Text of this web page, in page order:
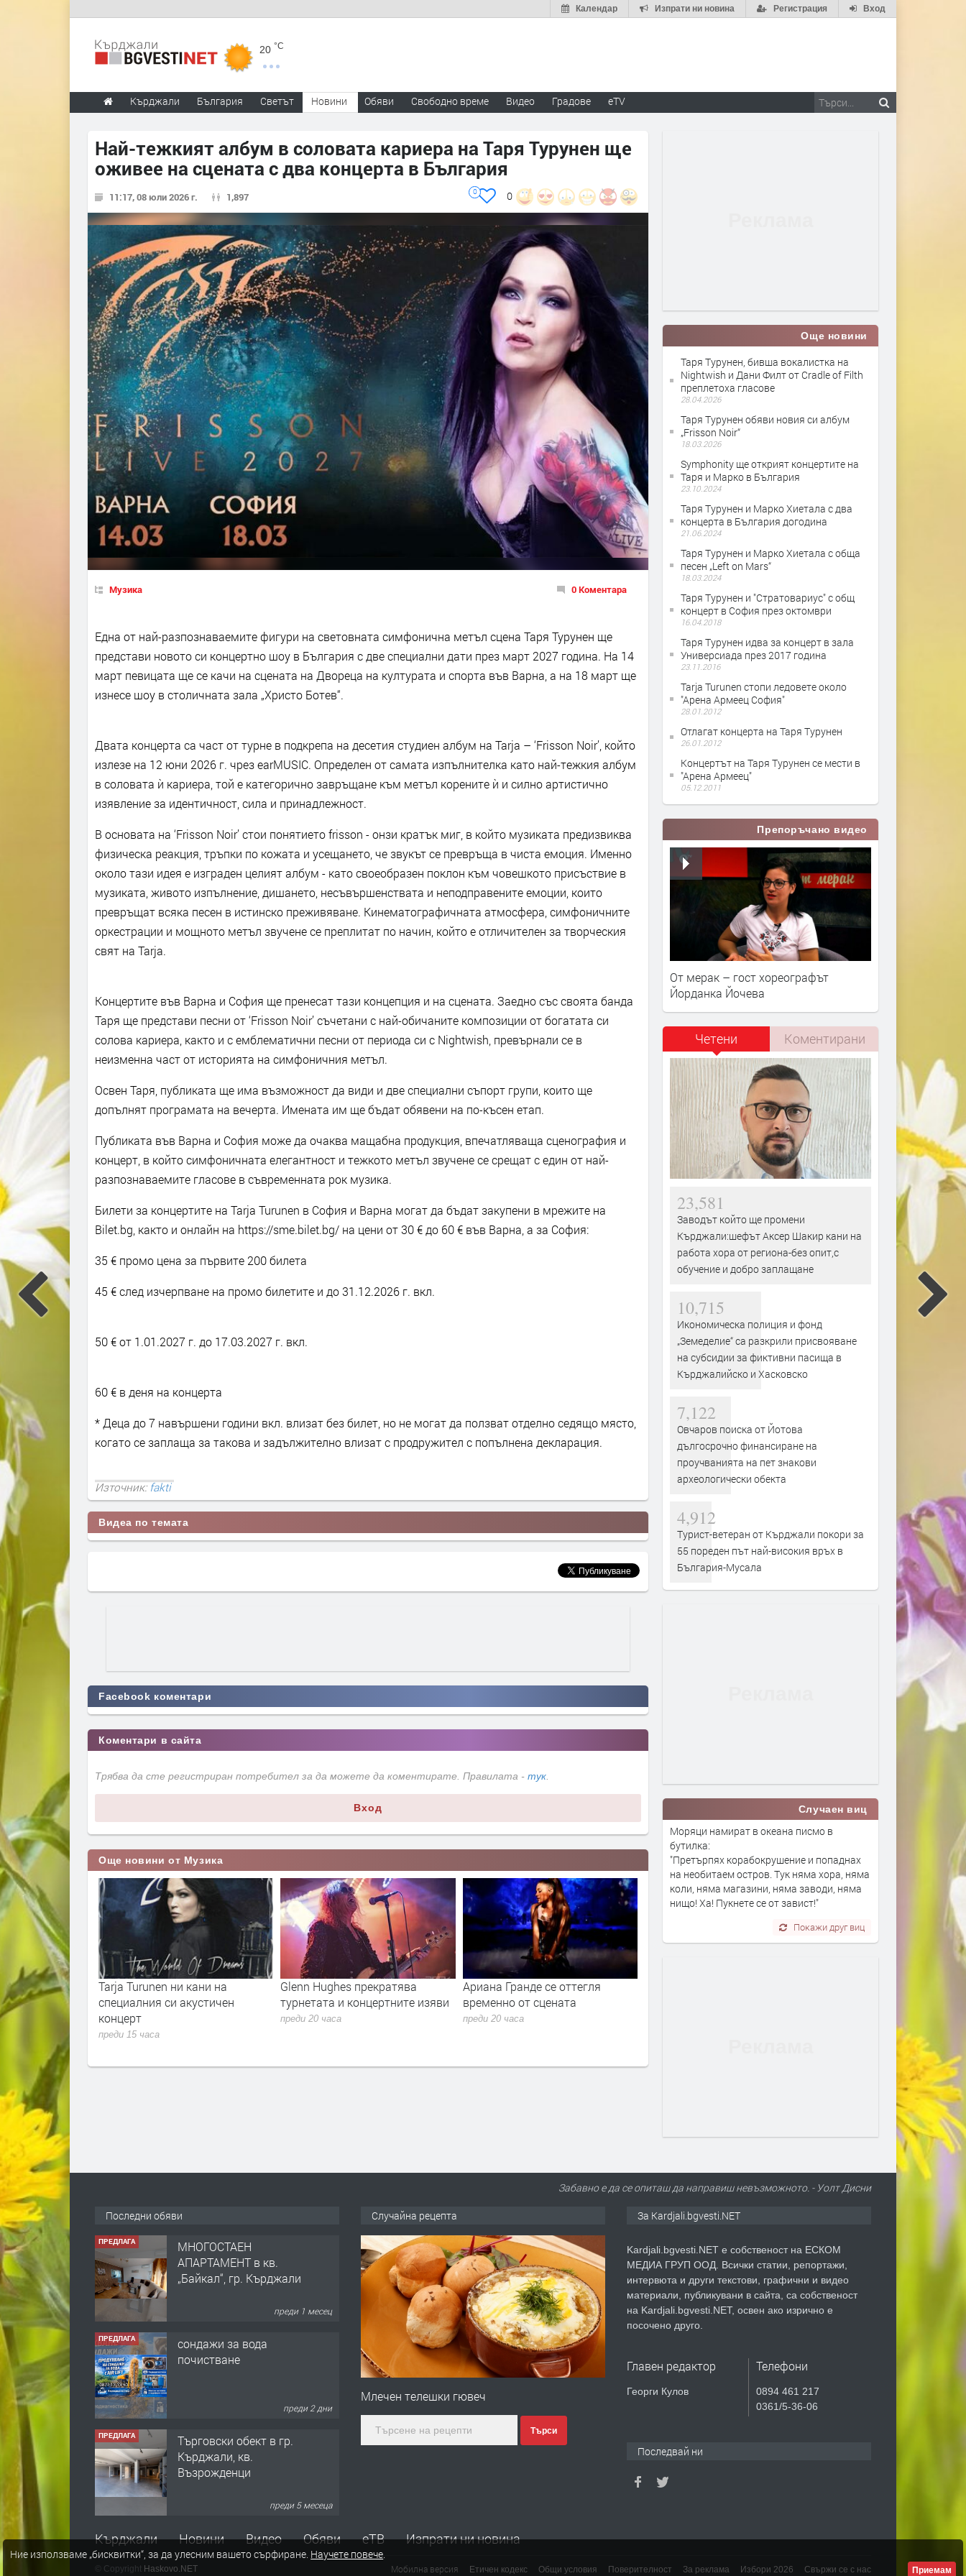
Вход
Регистрация
Изпрати ни новина
Календар
20 °C
Кърджали България Светът Новини Обяви Свободно време Видео Градове eTV
Най-тежкият албум в соловата кариера на Таря Турунен ще
оживее на сцената с два концерта в България
11:17, 08 юли 2026 г. 1,897 0
0
Музика 0 Коментара
Една от най-разпознаваемите фигури на световната симфонична метъл сцена Таря Турунен ще
представи новото си концертно шоу в България с две специални дати през март 2027 година. На 14
март певицата ще се качи на сцената на Двореца на културата и спорта във Варна, а на 18 март ще
изнесе шоу в столичната зала „Христо Ботев“.
Двата концерта са част от турне в подкрепа на десетия студиен албум на Tarja – ‘Frisson Noir’, който
излезе на 12 юни 2026 г. чрез earMUSIC. Определен от самата изпълнителка като най-тежкия албум
в соловата ѝ кариера, той е категорично завръщане към метъл корените ѝ и силно артистично
изявление за идентичност, сила и принадлежност.
В основата на ‘Frisson Noir’ стои понятието frisson - онзи кратък миг, в който музиката предизвиква
физическа реакция, тръпки по кожата и усещането, че звукът се превръща в чиста емоция. Именно
около тази идея е изграден целият албум - като своеобразен поклон към човешкото присъствие в
музиката, живото изпълнение, дишането, несъвършенствата и неподправените емоции, които
превръщат всяка песен в истинско преживяване. Кинематографичната атмосфера, симфоничните
оркестрации и мощното метъл звучене се преплитат по начин, който е отличителен за творческия
свят на Tarja.
Концертите във Варна и София ще пренесат тази концепция и на сцената. Заедно със своята банда
Таря ще представи песни от ‘Frisson Noir’ съчетани с най-обичаните композиции от богатата си
солова кариера, както и с емблематични песни от периода си с Nightwish, превърнали се в
неизменна част от историята на симфоничния метъл.
Освен Таря, публиката ще има възможност да види и две специални съпорт групи, които ще
допълнят програмата на вечерта. Имената им ще бъдат обявени на по-късен етап.
Публиката във Варна и София може да очаква мащабна продукция, впечатляваща сценография и
концерт, в който симфоничната елегантност и тежкото метъл звучене се срещат с един от най-
разпознаваемите гласове в съвременната рок музика.
Билети за концертите на Tarja Turunen в София и Варна могат да бъдат закупени в мрежите на
Bilet.bg, както и онлайн на https://sme.bilet.bg/ на цени от 30 € до 60 € във Варна, а за София:
35 € промо цена за първите 200 билета
45 € след изчерпване на промо билетите и до 31.12.2026 г. вкл.
50 € от 1.01.2027 г. до 17.03.2027 г. вкл.
60 € в деня на концерта
* Деца до 7 навършени години вкл. влизат без билет, но не могат да ползват отделно седящо място,
когато се заплаща за такова и задължително влизат с продружител с попълнена декларация.
Източник:fakti
Видеа по темата
Facebook коментари
Коментари в сайта
Трябва да сте регистриран потребител за да можете да коментирате. Правилата - тук.
Вход
Още новини от Музика
своята
Tarja Turunen ни кани на
специалния си акустичен
концерт
преди 15 часа
Glenn Hughes прекратява
турнетата и концертните изяви
преди 20 часа
Ариана Гранде се оттегля
временно от сцената
преди 20 часа
класическото изкуство
Още новини
Таря Турунен, бивша вокалистка на
Nightwish и Дани Филт от Cradle of Filth
преплетоха гласове
28.04.2026
Таря Турунен обяви новия си албум
„Frisson Noir“
18.03.2026
Symphonity ще открият концертите на
Таря и Марко в България
23.10.2024
Таря Турунен и Марко Хиетала с два
концерта в България догодина
21.06.2024
Таря Турунен и Марко Хиетала с обща
песен „Left on Mars“
18.03.2024
Таря Турунен и "Стратовариус" с общ
концерт в София през октомври
16.04.2018
Таря Турунен идва за концерт в зала
Универсиада през 2017 година
23.11.2016
Tarja Turunen стопи ледовете около
"Арена Армеец София"
28.01.2012
Отлагат концерта на Таря Турунен
26.01.2012
Концертът на Таря Турунен се мести в
"Арена Армеец"
05.12.2011
Препоръчано видео
От мерак – гост хореографът
Йорданка Йочева
Четени Коментирани
23,581
Заводът който ще промени
Кърджали:шефът Аксер Шакир кани на
работа хора от региона-без опит,с
обучение и добро заплащане
10,715
Икономическа полиция и фонд
„Земеделие“ са разкрили присвояване
на субсидии за фиктивни пасища в
Кърджалийско и Хасковско
7,122
Овчаров поиска от Йотова
дългосрочно финансиране на
проучванията на пет знакови
археологически обекта
4,912
Турист-ветеран от Кърджали покори за
55 пореден път най-високия връх в
България-Мусала
Случаен виц
Моряци намират в океана писмо в
бутилка:
"Претърпях корабокрушение и попаднах
на необитаем остров. Тук няма хора, няма
коли, няма магазини, няма заводи, няма
нищо! Ха! Пукнете се от завист!"
Покажи друг виц
Забавно е да се опиташ да направиш невъзможното. - Уолт Дисни
Последни обяви
ПРЕДЛАГА
МНОГОСТАЕН
АПАРТАМЕНТ в кв.
„Байкал“, гр. Кърджали
преди 1 месец
ПРЕДЛАГА
сондажи за вода
почистване
преди 2 дни
ПРЕДЛАГА
Tърговски обект в гр.
Кърджали, кв.
Възрожденци
преди 5 месеца
ПРЕДЛАГА търсим общ работник
Случайна рецепта
Млечен телешки гювеч
Търси
За Kardjali.bgvesti.NET
Kardjali.bgvesti.NET е собственост на ЕСКОМ
МЕДИА ГРУП ООД. Всички статии, репортажи,
интервюта и други текстови, графични и видео
материали, публикувани в сайта, са собственост
на Kardjali.bgvesti.NET, освен ако изрично е
посочено друго.
Главен редактор
Георги Кулов
Телефони
0894 461 217
0361/5-36-06
Последвай ни
Кърджали Новини Видео Обяви еТВ Изпрати ни новина
© Copyright Haskovo.NET Мобилна версия Етичен кодекс Общи условия Поверителност За реклама Избори 2026 Свържи се с нас
Ние използваме „бисквитки“, за да улесним вашето сърфиране. Научете повече.
Приемам